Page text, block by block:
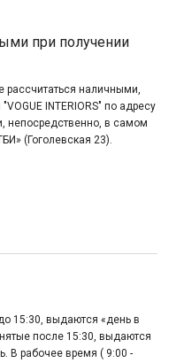
при получении
наличными,
INTERIORS" по адресу
непосредственно, в самом
(Гоголевская 23).
15:30, выдаются «день в
после 15:30, выдаются
В рабочее время ( 9:00 -